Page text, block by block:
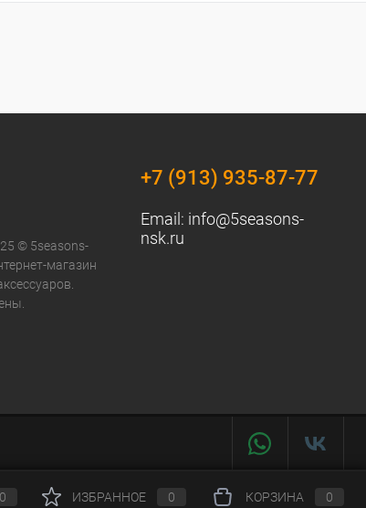
© 5seasons-
магазин
+7 (913) 935-87-77
Email: info@5seasons-
nsk.ru
0 ИЗБРАННОЕ 0 КОРЗИНА 0